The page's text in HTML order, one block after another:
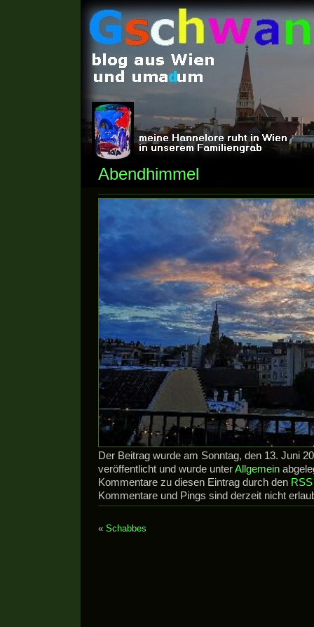
Abendhimmel
Der Beitrag wurde am Sonntag, den 13. Juni
veröffentlicht und wurde unterAllgemein
Kommentare zu diesen Eintrag durch den
Kommentare und Pings sind derzeit nicht
« Schabbes